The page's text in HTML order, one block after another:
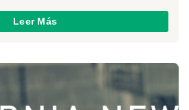
Leer Más